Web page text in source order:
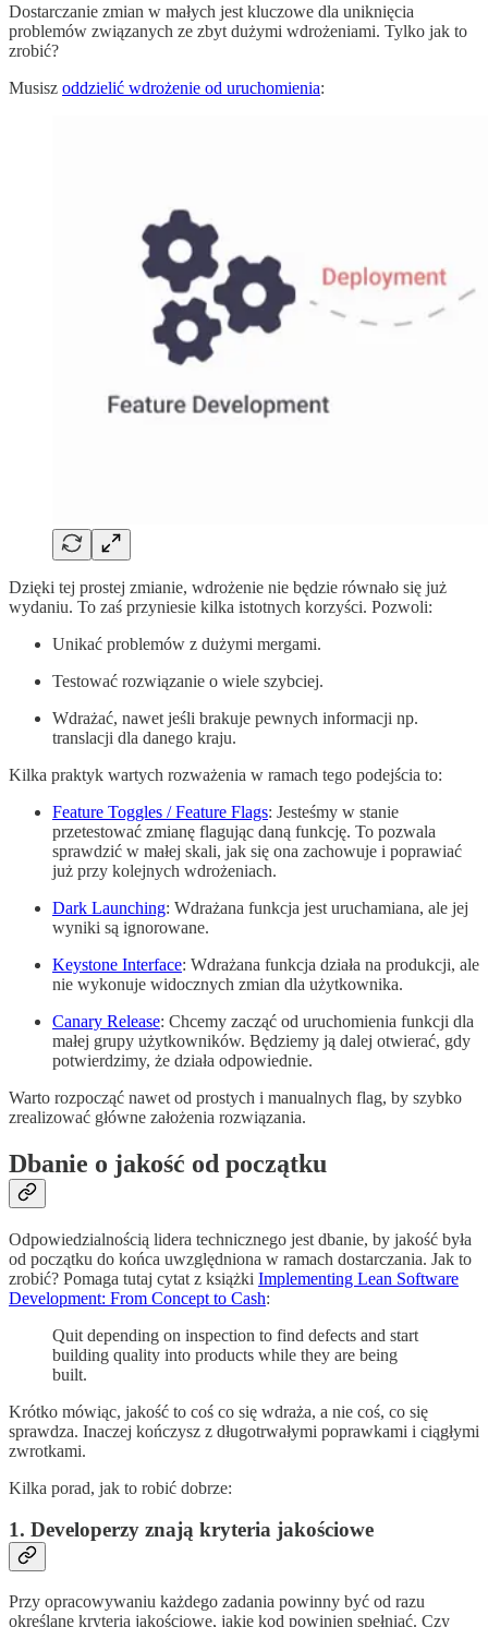
Dostarczanie zmian w małych jest kluczowe dla uniknięcia
problemów związanych ze zbyt dużymi wdrożeniami. Tylko jak to
zrobić?
Musisz oddzielić wdrożenie od uruchomienia:
Dzięki tej prostej zmianie, wdrożenie nie będzie równało się już
wydaniu. To zaś przyniesie kilka istotnych korzyści. Pozwoli:
Unikać problemów z dużymi mergami.
Testować rozwiązanie o wiele szybciej.
Wdrażać, nawet jeśli brakuje pewnych informacji np.
translacji dla danego kraju.
Kilka praktyk wartych rozważenia w ramach tego podejścia to:
Feature Toggles / Feature Flags: Jesteśmy w stanie
przetestować zmianę flagując daną funkcję. To pozwala
sprawdzić w małej skali, jak się ona zachowuje i poprawiać
już przy kolejnych wdrożeniach.
Dark Launching: Wdrażana funkcja jest uruchamiana, ale jej
wyniki są ignorowane.
Keystone Interface: Wdrażana funkcja działa na produkcji, ale
nie wykonuje widocznych zmian dla użytkownika.
Canary Release: Chcemy zacząć od uruchomienia funkcji dla
małej grupy użytkowników. Będziemy ją dalej otwierać, gdy
potwierdzimy, że działa odpowiednie.
Warto rozpocząć nawet od prostych i manualnych flag, by szybko
zrealizować główne założenia rozwiązania.
Dbanie o jakość od początku
Odpowiedzialnością lidera technicznego jest dbanie, by jakość była
od początku do końca uwzględniona w ramach dostarczania. Jak to
zrobić? Pomaga tutaj cytat z książki Implementing Lean Software
Development: From Concept to Cash:
Quit depending on inspection to find defects and start
building quality into products while they are being
built.
Krótko mówiąc, jakość to coś co się wdraża, a nie coś, co się
sprawdza. Inaczej kończysz z długotrwałymi poprawkami i ciągłymi
zwrotkami.
Kilka porad, jak to robić dobrze:
1. Developerzy znają kryteria jakościowe
Przy opracowywaniu każdego zadania powinny być od razu
określane kryteria jakościowe, jakie kod powinien spełniać. Czy